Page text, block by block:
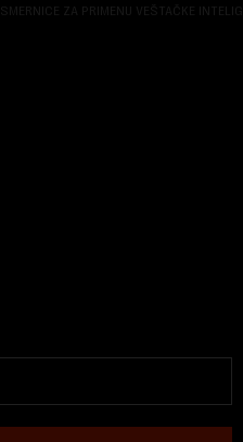
SMERNICE ZA PRIMENU VEŠTAČKE